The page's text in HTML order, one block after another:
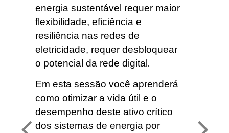
energia sustentável requer maior
flexibilidade, eficiência e
resiliência nas redes de
eletricidade, requer desbloquear
o potencial da rede digital.
Em esta sessão você aprenderá
como otimizar a vida útil e o
desempenho deste ativo crítico
dos sistemas de energia por